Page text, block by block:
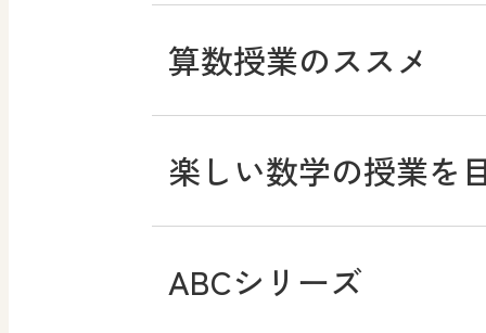
その他の教育資料
まなびとプラス
その他の教育資料
まなびとプラス
ABCシリーズ
その他の教育資料
まなびとプラス
算数授業のススメ
楽しい数学の授業を
ABCシリーズ